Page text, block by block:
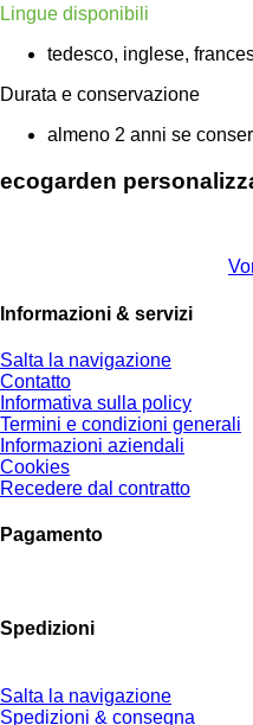
Lingue disponibili
tedesco, inglese,
Durata e conservazione
almeno 2 anni se
ecogarden
Informazioni & servizi
Salta la navigazione
Contatto
Informativa sulla policy
Termini e condizioni generali
Informazioni aziendali
Cookies
Recedere dal contratto
Pagamento
Spedizioni
Salta la navigazione
Spedizioni & consegna